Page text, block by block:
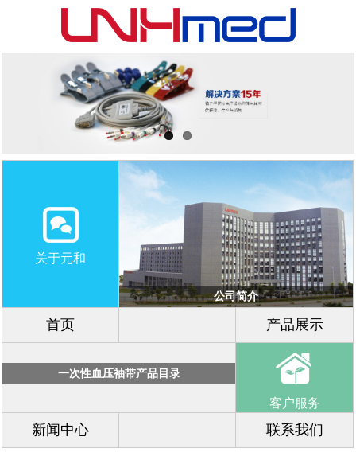
关于元和
公司简介
首页 产品展示
一次性血压袖带产品目录
客户服务
新闻中心 联系我们